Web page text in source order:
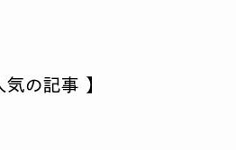
気の記事 】